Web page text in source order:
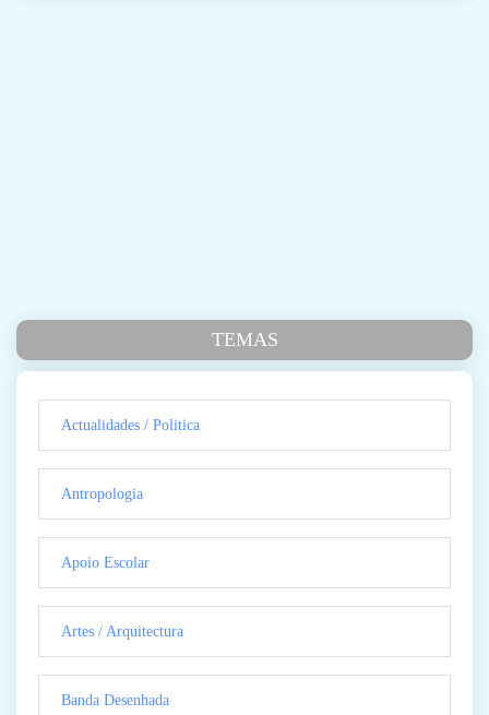
TEMAS
Actualidades / Politica
Antropologia
Apoio Escolar
Artes / Arquitectura
Banda Desenhada